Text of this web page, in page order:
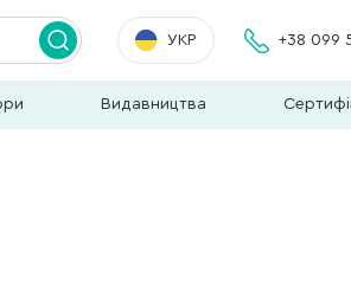
УКР +38 099
Видавництва